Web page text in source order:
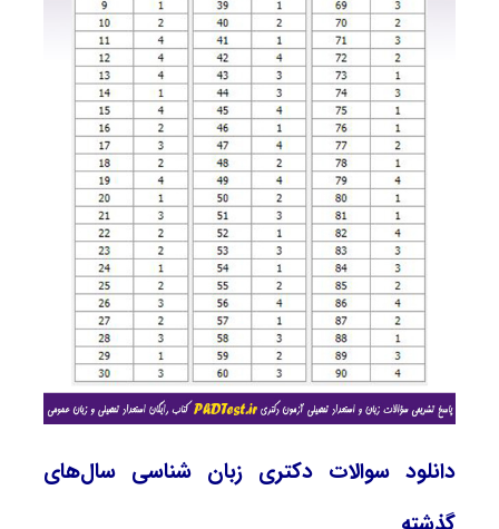
دانلود سوالات دکتری زبان ‌شناسی سال‌های